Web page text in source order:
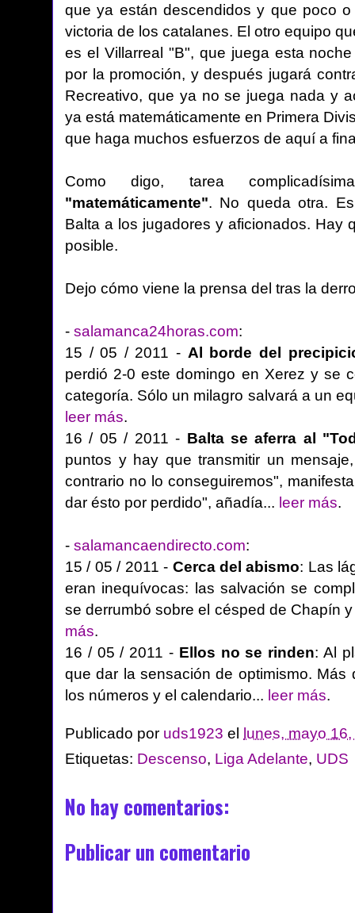
que ya están descendidos y que poco
victoria de los catalanes. El otro equipo
es el Villarreal "B", que juega esta
por la promoción, y después jugará
Recreativo, que ya no se juega nada y
ya está matemáticamente en Primera
que haga muchos esfuerzos de aquí a
Como digo, tarea
"matemáticamente". No queda otra.
Balta a los jugadores y aficionados. Hay
posible.
Dejo cómo viene la prensa del tras la
- salamanca24horas.com:
15 / 05 / 2011 - Al borde del
perdió 2-0 este domingo en Xerez y se
categoría. Sólo un milagro salvará a un
leer más.
16 / 05 / 2011 - Balta se aferra al
puntos y hay que transmitir un
contrario no lo conseguiremos",
dar ésto por perdido", añadía... leer más.
- salamancaendirecto.com:
15 / 05 / 2011 - Cerca del abismo: Las
eran inequívocas: las salvación se
se derrumbó sobre el césped de Chapín
más.
16 / 05 / 2011 - Ellos no se rinden: Al
que dar la sensación de optimismo.
los números y el calendario... leer más.
Publicado por uds1923 el
lunes, mayo
Etiquetas: Descenso, Liga Adelante, UDS
No hay comentarios:
Publicar un comentario